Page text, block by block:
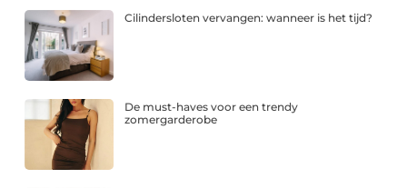
Cilindersloten vervangen: wanneer is het tijd?
De must-haves voor een trendy
zomergarderobe